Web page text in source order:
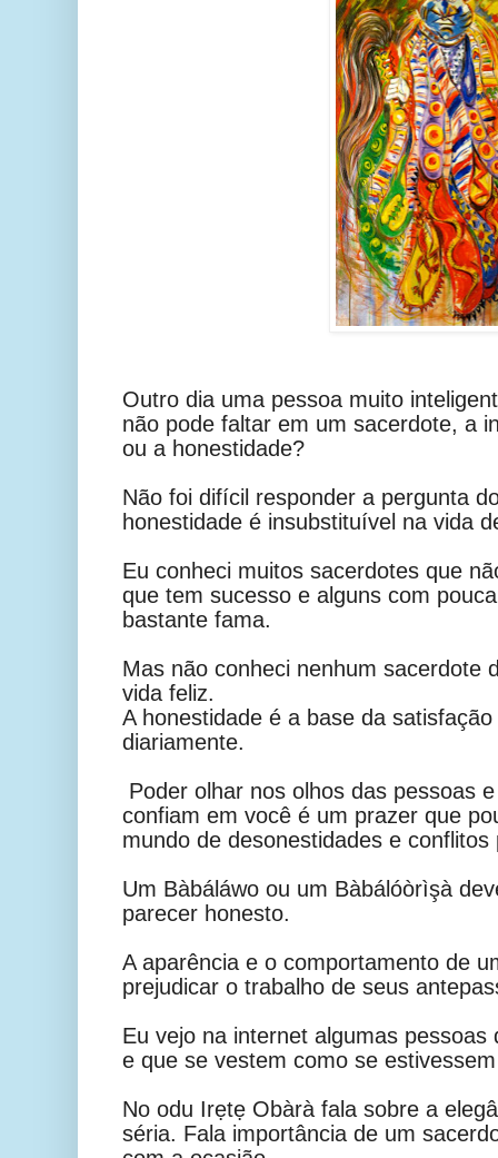
Outro dia uma pessoa muito
não pode faltar em um sacerdote, a
ou a honestidade?
Não foi difícil responder a pergunta
honestidade é insubstituível na vida
Eu conheci muitos sacerdotes que
que tem sucesso e alguns com
bastante fama.
Mas não conheci nenhum sacerdote
vida feliz.
A honestidade é a base da
diariamente.
Poder olhar nos olhos das pessoas
confiam em você é um prazer que
mundo de desonestidades e
Um Bàbáláwo ou um Bàbálóòrìşà
parecer honesto.
A aparência e o comportamento de
prejudicar o trabalho de seus
Eu vejo na internet algumas
e que se vestem como se
No odu Irẹtẹ Obàrà fala sobre a
séria. Fala importância de um